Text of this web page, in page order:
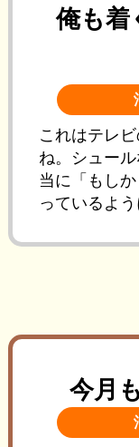
俺も着
これはテレ
ね。シュー
当に「もし
っているよう
今月